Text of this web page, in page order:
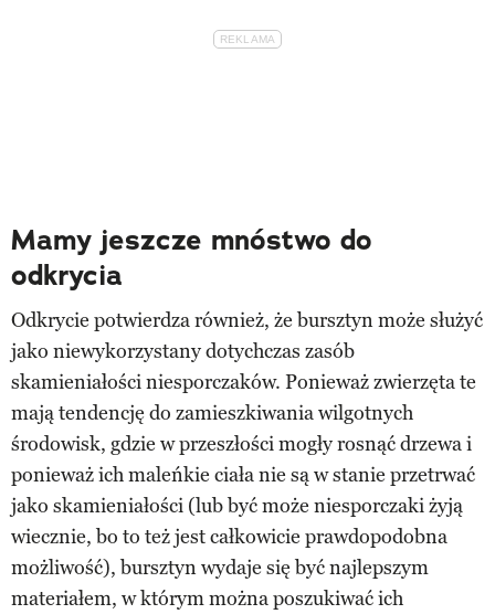
Mamy jeszcze mnóstwo do
odkrycia
Odkrycie potwierdza również, że bursztyn może służyć
jako niewykorzystany dotychczas zasób
skamieniałości niesporczaków. Ponieważ zwierzęta te
mają tendencję do zamieszkiwania wilgotnych
środowisk, gdzie w przeszłości mogły rosnąć drzewa i
ponieważ ich maleńkie ciała nie są w stanie przetrwać
jako skamieniałości (lub być może niesporczaki żyją
wiecznie, bo to też jest całkowicie prawdopodobna
możliwość), bursztyn wydaje się być najlepszym
materiałem, w którym można poszukiwać ich